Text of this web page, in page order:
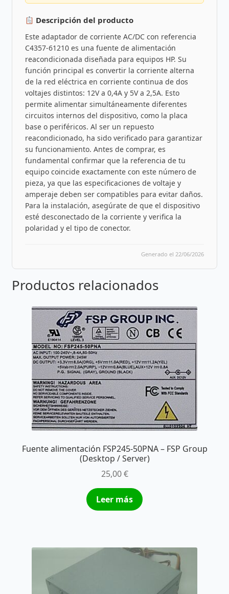
Descripción del producto
Este adaptador de corriente AC/DC con referencia
C4357-61210 es una fuente de alimentación
reacondicionada diseñada para equipos HP. Su
función principal es convertir la corriente alterna
de la red eléctrica en corriente continua de dos
voltajes distintos: 12V a 0,4A y 5V a 2,5A. Esto
permite alimentar simultáneamente diferentes
circuitos internos del dispositivo, como la placa
base o periféricos. Al ser un repuesto
reacondicionado, ha sido verificado para garantizar
su funcionamiento. Antes de comprar, es
fundamental confirmar que la referencia de tu
equipo coincide exactamente con este número de
pieza, ya que las especificaciones de voltaje y
amperaje deben ser compatibles para evitar daños.
Para la instalación, asegúrate de que el dispositivo
esté desconectado de la corriente y verifica la
polaridad y el tipo de conector.
Generado el 22/06/2026
Productos relacionados
Fuente alimentación FSP245-50PNA – FSP Group
(Desktop / Server)
25,00€
Leer más